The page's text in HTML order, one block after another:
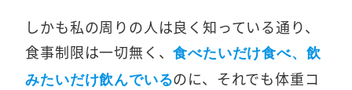
しかも私の周りの人は良く知っている通り、
食事制限は一切無く、食べたいだけ食べ、飲
みたいだけ飲んでいるのに、それでも体重コ